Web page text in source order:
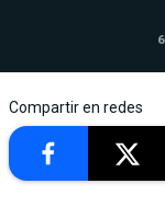
Compartir en redes